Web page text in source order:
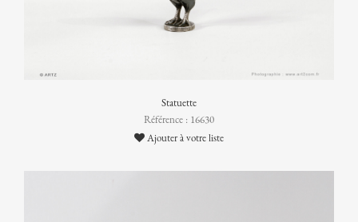
Statuette
Référence : 16630
Ajouter à votre liste